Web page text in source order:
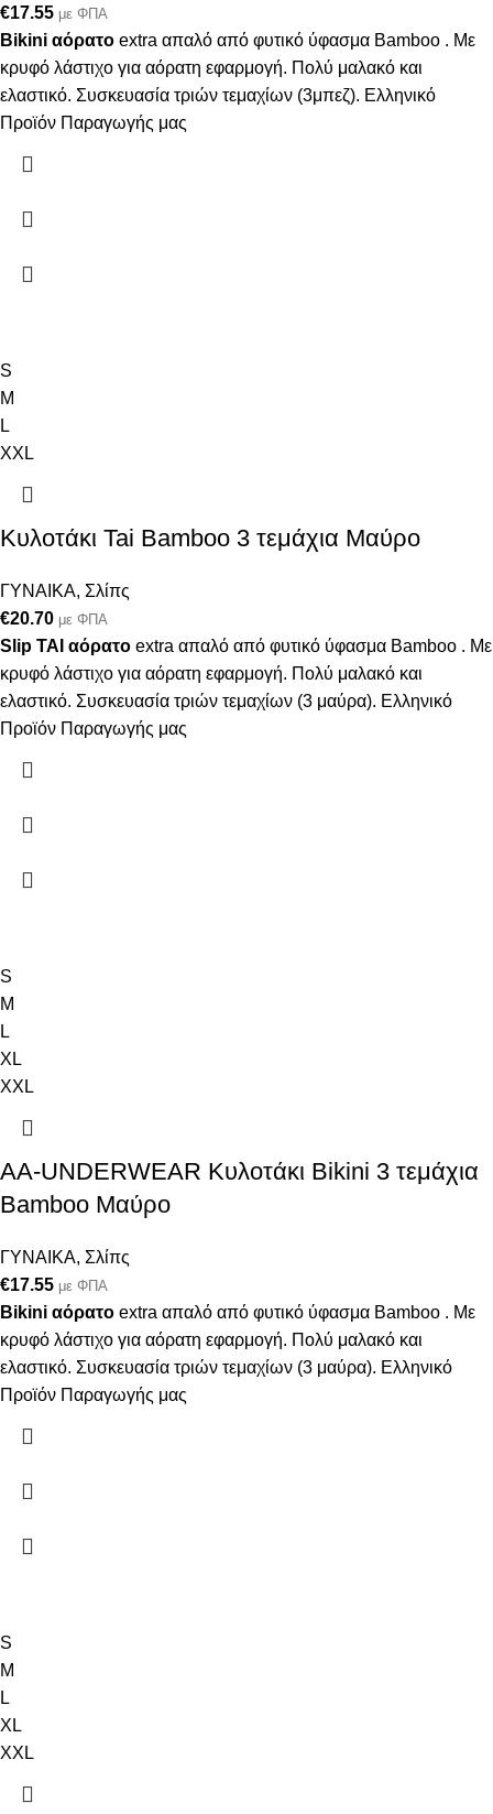
€17.55 με ΦΠΑ
Bikini αόρατο extra απαλό από φυτικό ύφασμα Bamboo . Με
κρυφό λάστιχο για αόρατη εφαρμογή. Πολύ μαλακό και
ελαστικό. Συσκευασία τριών τεμαχίων (3μπεζ). Ελληνικό
Προϊόν Παραγωγής μας
S
M
L
XXL
Κυλοτάκι Tai Bamboo 3 τεμάχια Μαύρο
ΓΥΝΑΙΚΑ, Σλίπς
€20.70 με ΦΠΑ
Slip TAI αόρατο extra απαλό από φυτικό ύφασμα Bamboo . Με
κρυφό λάστιχο για αόρατη εφαρμογή. Πολύ μαλακό και
ελαστικό. Συσκευασία τριών τεμαχίων (3 μαύρα). Ελληνικό
Προϊόν Παραγωγής μας
S
M
L
XL
XXL
AA-UNDERWEAR Κυλοτάκι Bikini 3 τεμάχια
Bamboo Μαύρο
ΓΥΝΑΙΚΑ, Σλίπς
€17.55 με ΦΠΑ
Bikini αόρατο extra απαλό από φυτικό ύφασμα Bamboo . Με
κρυφό λάστιχο για αόρατη εφαρμογή. Πολύ μαλακό και
ελαστικό. Συσκευασία τριών τεμαχίων (3 μαύρα). Ελληνικό
Προϊόν Παραγωγής μας
S
M
L
XL
XXL